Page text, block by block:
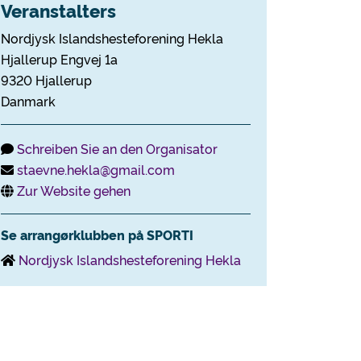
Veranstalters
Nordjysk Islandshesteforening Hekla
Hjallerup Engvej 1a
9320 Hjallerup
Danmark
Schreiben Sie an den Organisator
staevne.hekla@gmail.com
Zur Website gehen
Se arrangørklubben på SPORTI
Nordjysk Islandshesteforening Hekla